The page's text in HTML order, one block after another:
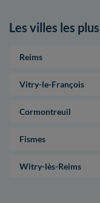
Les villes les
Reims
Vitry-le-François
Cormontreuil
Fismes
Witry-lès-Reims